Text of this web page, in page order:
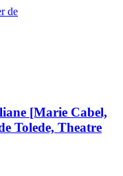
de
[Marie Cabel,
Tolede, Theatre